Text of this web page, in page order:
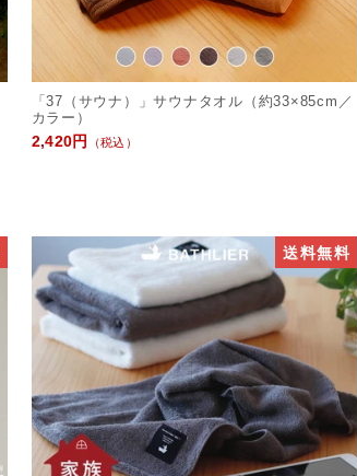
「37（サウナ）」サウナタオル（約33×85cm／
カラー）
2,420円
（税込）
送料無料